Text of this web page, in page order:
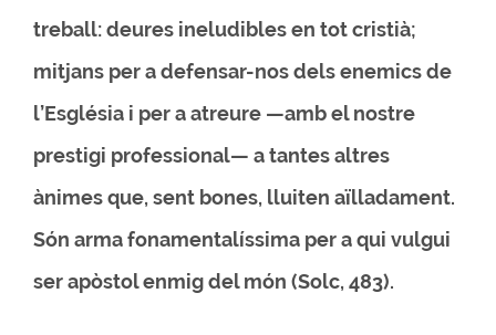
treball: deures ineludibles en tot cristià;
mitjans per a defensar-nos dels enemics de
l’Església i per a atreure —amb el nostre
prestigi professional— a tantes altres
ànimes que, sent bones, lluiten aïlladament.
Són arma fonamentalíssima per a qui vulgui
ser apòstol enmig del món (Solc, 483).